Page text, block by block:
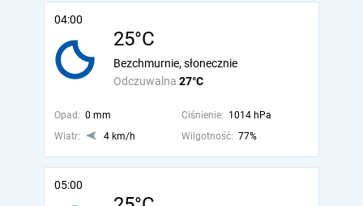
04:00
25°C
Odczuwalna 27°C
Bezchmurnie, słonecznie
Opad: 0 mm Ciśnienie: 1014 hPa
Wiatr:
4 km/h Wilgotność: 77%
05:00